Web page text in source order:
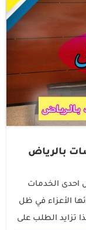
بالرياض
احدى الخدمات
الأعزاء في ظل
تزايد الطلب على